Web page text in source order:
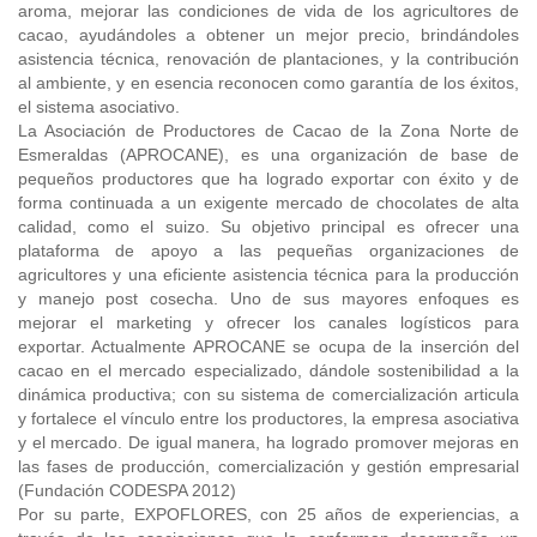
aroma, mejorar las condiciones de vida de los agricultores de
cacao, ayudándoles a obtener un mejor precio, brindándoles
asistencia técnica, renovación de plantaciones, y la contribución
al ambiente, y en esencia reconocen como garantía de los éxitos,
el sistema asociativo.
La Asociación de Productores de Cacao de la Zona Norte de
Esmeraldas (APROCANE), es una organización de base de
pequeños productores que ha logrado exportar con éxito y de
forma continuada a un exigente mercado de chocolates de alta
calidad, como el suizo. Su objetivo principal es ofrecer una
plataforma de apoyo a las pequeñas organizaciones de
agricultores y una eficiente asistencia técnica para la producción
y manejo post cosecha. Uno de sus mayores enfoques es
mejorar el marketing y ofrecer los canales logísticos para
exportar. Actualmente APROCANE se ocupa de la inserción del
cacao en el mercado especializado, dándole sostenibilidad a la
dinámica productiva; con su sistema de comercialización articula
y fortalece el vínculo entre los productores, la empresa asociativa
y el mercado. De igual manera, ha logrado promover mejoras en
las fases de producción, comercialización y gestión empresarial
(Fundación CODESPA 2012)
Por su parte, EXPOFLORES, con 25 años de experiencias, a